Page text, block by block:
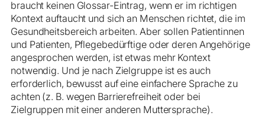
braucht keinen Glossar-Eintrag, wenn er im richtigen
Kontext auftaucht und sich an Menschen richtet, die im
Gesundheitsbereich arbeiten. Aber sollen Patientinnen
und Patienten, Pflegebedürftige oder deren Angehörige
angesprochen werden, ist etwas mehr Kontext
notwendig. Und je nach Zielgruppe ist es auch
erforderlich, bewusst auf eine einfachere Sprache zu
achten (z. B. wegen Barrierefreiheit oder bei
Zielgruppen mit einer anderen Muttersprache).